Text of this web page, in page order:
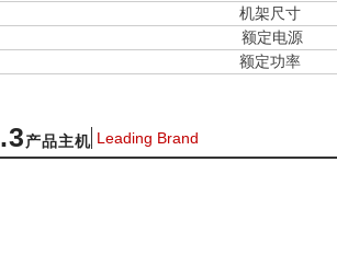
机架尺寸
额定电源
额定功率
.3产品主机 Leading Brand